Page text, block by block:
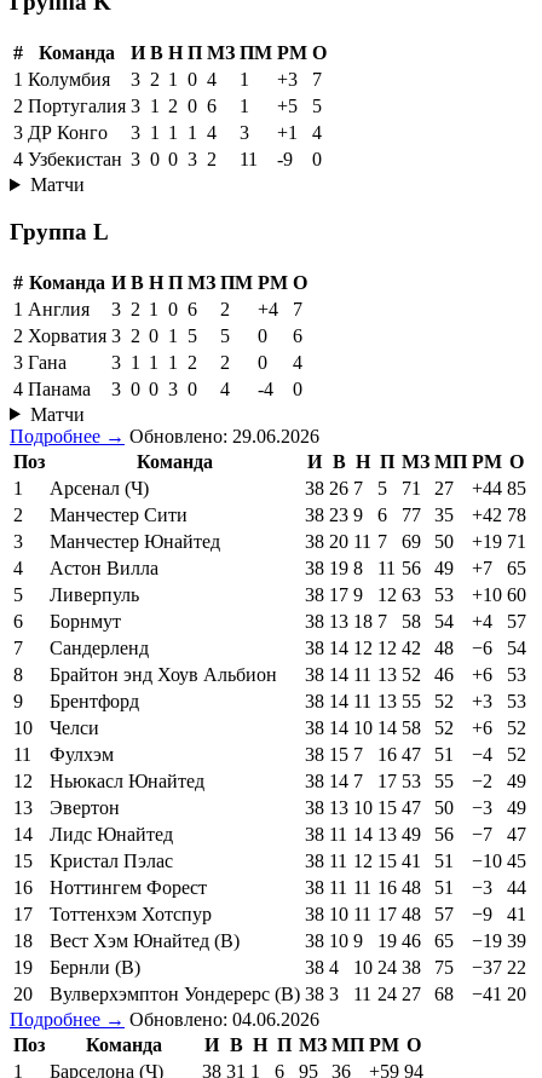
# Команда И В Н П МЗ ПМ РМ О
1 Колумбия 3 2 1 0 4 1 +3
7
2 Португалия 3 1 2 0 6 1 +5
5
3 ДР Конго 3 1 1 1 4 3 +1
4
4 Узбекистан 3 0 0 3 2 11 -9
0
Матчи
Группа L
# Команда И В Н П МЗ ПМ РМ О
1 Англия 3 2 1 0 6 2 +4
7
2 Хорватия 3 2 0 1 5 5 0
6
3 Гана 3 1 1 1 2 2 0
4
4 Панама 3 0 0 3 0 4 -4
0
Матчи
Подробнее → Обновлено: 29.06.2026
Поз
Команда И В Н П МЗ МП РМ О
1
Арсенал (Ч) 38 26 7 5 71 27 +44 85
2
Манчестер Сити 38 23 9 6 77 35 +42 78
3
Манчестер Юнайтед 38 20 11 7 69 50 +19 71
4
Астон Вилла 38 19 8 11 56 49 +7
65
5
Ливерпуль 38 17 9 12 63 53 +10 60
6
Борнмут 38 13 18 7 58 54 +4
57
7
Сандерленд 38 14 12 12 42 48 −6
54
8
Брайтон энд Хоув Альбион 38 14 11 13 52 46 +6
53
9
Брентфорд 38 14 11 13 55 52 +3
53
10
Челси 38 14 10 14 58 52 +6
52
11
Фулхэм 38 15 7 16 47 51 −4
52
12
Ньюкасл Юнайтед 38 14 7 17 53 55 −2
49
13
Эвертон 38 13 10 15 47 50 −3
49
14
Лидс Юнайтед 38 11 14 13 49 56 −7
47
15
Кристал Пэлас 38 11 12 15 41 51 −10 45
16
Ноттингем Форест 38 11 11 16 48 51 −3
44
17
Тоттенхэм Хотспур 38 10 11 17 48 57 −9
41
18
Вест Хэм Юнайтед (В) 38 10 9 19 46 65 −19 39
19
Бернли (В) 38 4 10 24 38 75 −37 22
20
Вулверхэмптон Уондерерс (В) 38 3 11 24 27 68 −41 20
Подробнее → Обновлено: 04.06.2026
Поз
Команда И В Н П МЗ МП РМ О
1
Барселона (Ч) 38 31 1 6 95 36 +59 94